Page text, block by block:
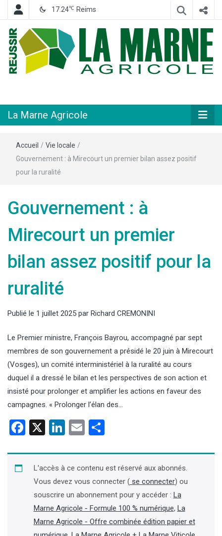
17.24℃ Reims
Agricole
La Marne Agricole
Accueil / Vie locale /
Gouvernement : à Mirecourt un premier bilan assez positif
pour la ruralité
Gouvernement : à
Mirecourt un premier
bilan assez positif pour la
ruralité
Publié le 1 juillet 2025 par Richard CREMONINI
Le Premier ministre, François Bayrou, accompagné par sept
membres de son gouvernement a présidé le 20 juin à Mirecourt
(Vosges), un comité interministériel à la ruralité au cours
duquel il a dressé le bilan et les perspectives de son action et
insisté pour prolonger et amplifier les actions en faveur des
campagnes. « Prolonger l’élan des…
Facebook
X LinkedIn
Email
L'accès à ce contenu est réservé aux abonnés.
Vous devez vous connecter (se connecter) ou
souscrire un abonnement pour y accéder : La
Marne Agricole - Formule 100 % numérique, La
Marne Agricole - Offre combinée édition papier et